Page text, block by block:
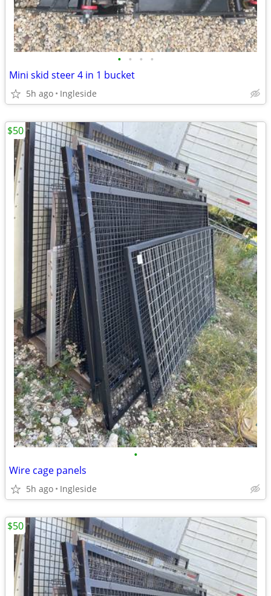
• • • •
Mini skid steer 4 in 1 bucket
5h ago Ingleside
•
Wire cage panels
5h ago Ingleside
$50
$50